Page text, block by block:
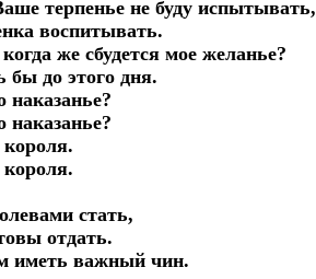
терпенье не буду испытывать,
воспитывать.
же сбудется мое желанье?
бы до этого дня.
наказанье?
наказанье?
стать,
отдать.
иметь важный чин.